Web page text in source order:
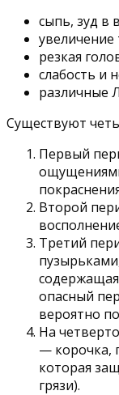
сыпь, зуд в
увеличение
резкая
слабость и
различные
Существуют
Первый
Второй
Третий
опасный
вероятно
На
— корочка,
которая
грязи).